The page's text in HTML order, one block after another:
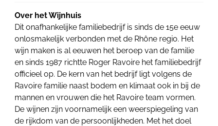
Over het Wijnhuis
Dit onafhankelijke familiebedrijf is sinds de 15e eeuw
onlosmakelijk verbonden met de Rhône regio. Het
wijn maken is al eeuwen het beroep van de familie
en sinds 1987 richtte Roger Ravoire het familiebedrijf
officieel op. De kern van het bedrijf ligt volgens de
Ravoire familie naast bodem en klimaat ook in bij de
mannen en vrouwen die het Ravoire team vormen.
De wijnen zijn voornamelijk een weerspiegeling van
de rijkdom van de persoonlijkheden. Met het doel